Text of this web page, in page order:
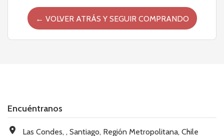
← VOLVER ATRÁS Y SEGUIR COMPRANDO
Encuéntranos
Las Condes, , Santiago, Región Metropolitana, Chile